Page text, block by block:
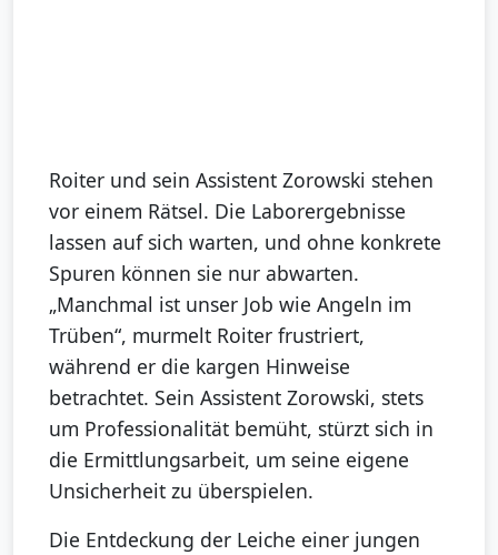
Roiter und sein Assistent Zorowski stehen
vor einem Rätsel. Die Laborergebnisse
lassen auf sich warten, und ohne konkrete
Spuren können sie nur abwarten.
„Manchmal ist unser Job wie Angeln im
Trüben“, murmelt Roiter frustriert,
während er die kargen Hinweise
betrachtet. Sein Assistent Zorowski, stets
um Professionalität bemüht, stürzt sich in
die Ermittlungsarbeit, um seine eigene
Unsicherheit zu überspielen.
Die Entdeckung der Leiche einer jungen